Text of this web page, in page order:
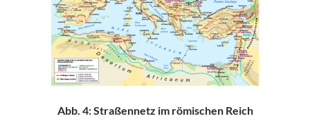
Abb. 4: Straßennetz im römischen Reich